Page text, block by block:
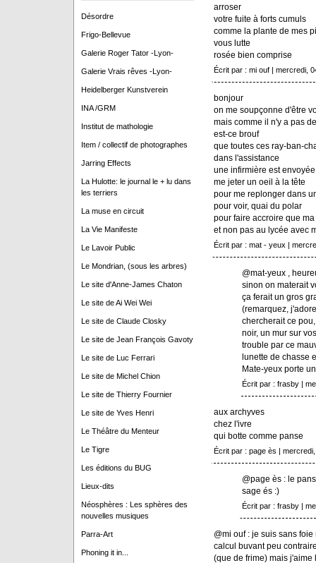
Désordre
Frigo-Bellevue
Galerie Roger Tator -Lyon-
Galerie Vrais rêves -Lyon-
Heidelberger Kunstverein
INA /GRM
Institut de mathologie
Item / collectif de photographes
Jarring Effects
La Hulotte: le journal le + lu dans
les terriers
La muse en circuit
La Vie Manifeste
Le Lavoir Public
Le Mondrian, (sous les arbres)
Le site d'Anne-James Chaton
Le site de Ai Wei Wei
Le site de Claude Closky
Le site de Jean François Gavoty
Le site de Luc Ferrari
Le site de Michel Chion
Le site de Thierry Fournier
Le site de Yves Henri
Le Théâtre du Menteur
Le Tigre
Les éditions du BUG
Lieux-dits
Néosphères : Les sphères des
nouvelles musiques
Parra-Art
Phoning it in...
arroser
votre fuite à forts cumuls
comme la plante de mes
vous lutte
rosée bien comprise
Écrit par : mi ouf | mercredi,
bonjour
on me soupçonne d'être
mais comme il n'y a pas
est-ce brouf
que toutes ces ray-ban-
dans l'assistance
une infirmière est
me jeter un oeil à la tête
pour me replonger dans
pour voir, quai du polar
pour faire accroire que
et non pas au lycée avec
Écrit par : mat - yeux |
@mat-yeux ,
sinon on materait
ça ferait un gros
(remarquez,
chercherait ce
noir, un mur sur
trouble par ce
lunette de chasse
Mate-yeux porte
Écrit par : frasby |
aux archyves
chez l'ivre
qui botte comme panse
Écrit par : page ès | mercredi,
@page ès : le
sage és :)
Écrit par : frasby |
@mi ouf : je suis sans
calcul buvant peu
(que de frime) mais j'aime